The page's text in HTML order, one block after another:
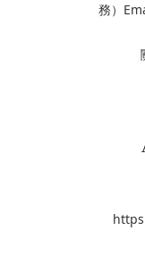
務）